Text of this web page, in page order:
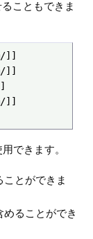
こともできま
]]
]]
]]
できます。
とができま
ることができ